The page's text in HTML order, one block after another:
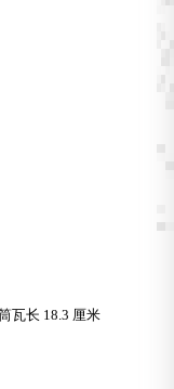
瓦长 18.3 厘米